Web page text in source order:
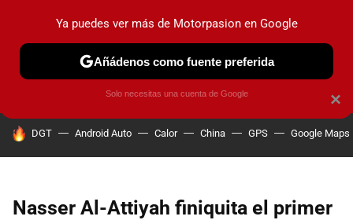
PRUEBAS COCHES ELÉCTRICOS OBSERVATORIO
HOY SE HABLA DE
DGT Android Auto Calor China GPS Google Maps
Nasser Al-Attiyah finiquita el primer
×
Ya puedes ver más de Motorpasion en Google
Añádenos como fuente preferida
Solo necesitas una cuenta de Google